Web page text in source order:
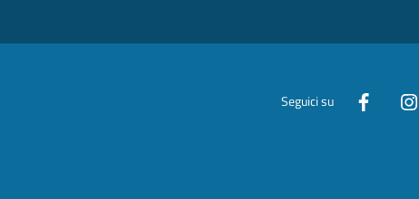
Seguici su